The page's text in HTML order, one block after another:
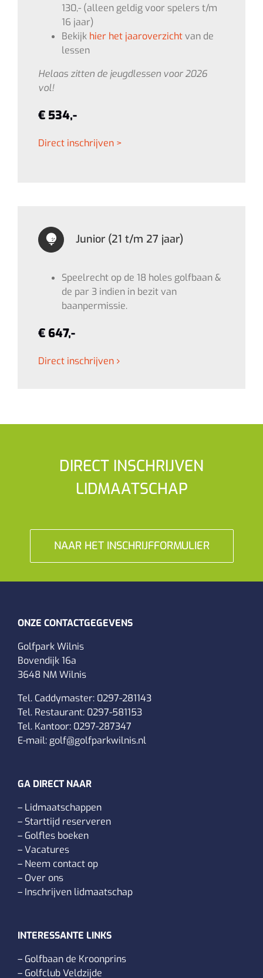
130,- (alleen geldig voor spelers t/m
16 jaar)
Bekijk hier het jaaroverzichtvan de
lessen
Helaas zitten de jeugdlessen voor 2026
vol!
€ 534,-
Direct inschrijven >
Junior (21 t/m 27 jaar)
Speelrecht op de 18 holes golfbaan &
de par 3 indien in bezit van
baanpermissie.
€ 647,-
Direct inschrijven
DIRECT INSCHRIJVEN
LIDMAATSCHAP
NAAR HET INSCHRIJFFORMULIER
ONZE CONTACTGEGEVENS
Golfpark Wilnis
Bovendijk 16a
3648 NM Wilnis
Tel. Caddymaster: 0297-281143
Tel. Restaurant: 0297-581153
Tel. Kantoor: 0297-287347
E-mail: golf@golfparkwilnis.nl
GA DIRECT NAAR
– Lidmaatschappen
– Starttijd reserveren
– Golfles boeken
–Vacatures
– Neem contact op
– Over ons
– Inschrijven lidmaatschap
INTERESSANTE LINKS
– Golfbaan de Kroonprins
– Golfclub Veldzijde